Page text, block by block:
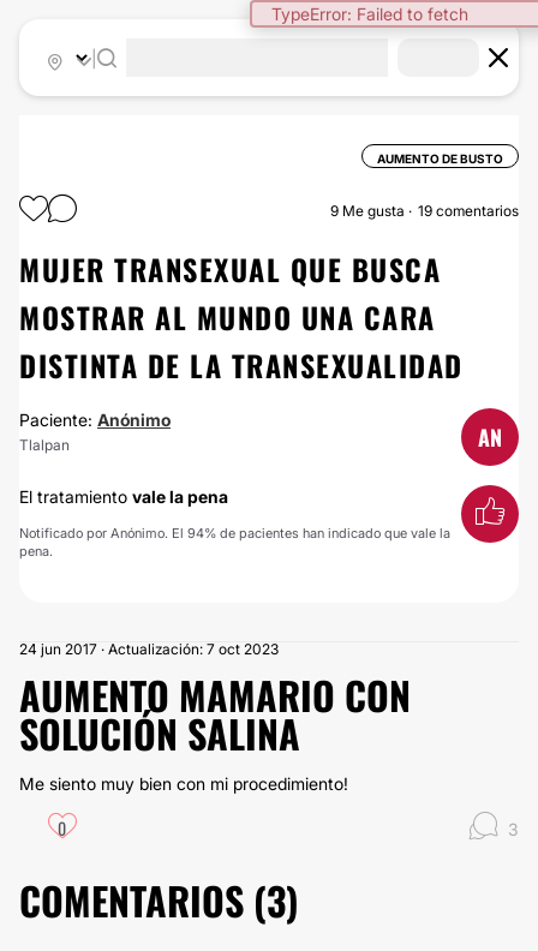
TypeError: Failed to fetch
AUMENTO DE BUSTO
9 Me gusta 19 comentarios
MUJER TRANSEXUAL QUE BUSCA
MOSTRAR AL MUNDO UNA CARA
DISTINTA DE LA TRANSEXUALIDAD
Paciente: Anónimo
Tlalpan AN
El tratamiento vale la pena
Notificado por Anónimo. El 94% de pacientes han indicado que vale la
pena.
24 jun 2017 · Actualización: 7 oct 2023
AUMENTO MAMARIO CON
SOLUCIÓN SALINA
Me siento muy bien con mi procedimiento!
0 3
COMENTARIOS (3)